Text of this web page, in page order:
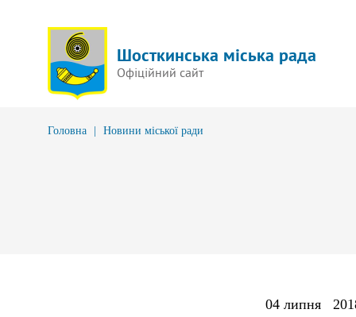
Шосткинська міська рада
Офіційний сайт
Головна Новини міської ради
04 липня